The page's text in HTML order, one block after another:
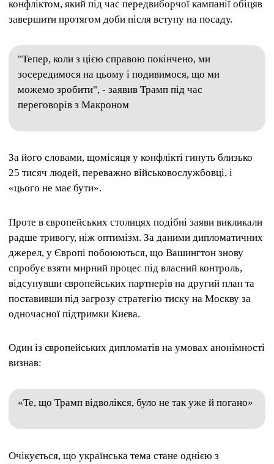
конфліктом, який під час передвиборчої кампанії обіцяв
завершити протягом доби після вступу на посаду.
"Тепер, коли з цією справою покінчено, ми
зосередимося на цьому і подивимося, що ми
можемо зробити", - заявив Трамп під час
переговорів з Макроном
За його словами, щомісяця у конфлікті гинуть близько
25 тисяч людей, переважно військовослужбовці, і
«цього не має бути».
Проте в європейських столицях подібні заяви викликали
радше тривогу, ніж оптимізм. За даними дипломатичних
джерел, у Європі побоюються, що Вашингтон знову
спробує взяти мирний процес під власний контроль,
відсунувши європейських партнерів на другий план та
поставивши під загрозу стратегію тиску на Москву за
одночасної підтримки Києва.
Один із європейських дипломатів на умовах анонімності
визнав:
«Те, що Трамп відволікся, було не так уже й погано»
Очікується, що українська тема стане однією з